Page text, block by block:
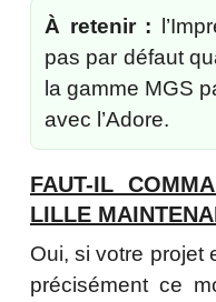
À retenir :
pas par défaut
la gamme MGS
avec l’Adore.
FAUT-IL
LILLE
Oui, si votre projet
précisément ce